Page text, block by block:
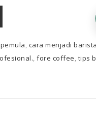
, cara menjadi barista
, fore coffee, tips